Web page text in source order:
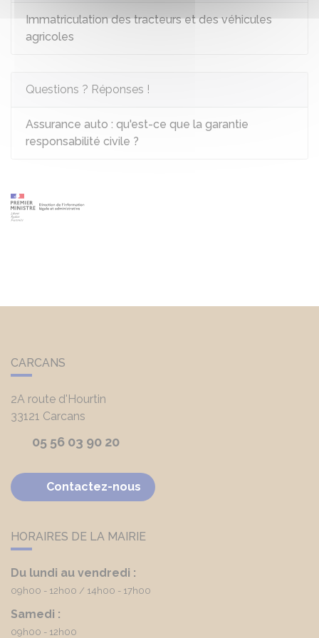
Immatriculation des tracteurs et des véhicules
agricoles
Questions ? Réponses !
Assurance auto : qu'est-ce que la garantie
responsabilité civile ?
CARCANS
2A route d'Hourtin
33121 Carcans
05 56 03 90 20
Contactez-nous
HORAIRES DE LA MAIRIE
Du lundi au vendredi :
09h00 - 12h00 14h00 - 17h00
Samedi :
09h00 - 12h00